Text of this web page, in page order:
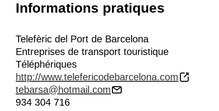
Informations pratiques
Telefèric del Port de Barcelona
Entreprises de transport touristique
Téléphériques
http://www.telefericodebarcelona.com
tebarsa@hotmail.com
934 304 716